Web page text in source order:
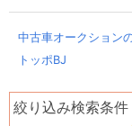
中古車オークション
トッポBJ
絞り込み検索条件